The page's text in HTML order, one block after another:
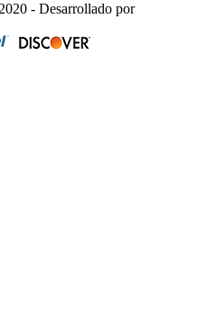
- Desarrollado por